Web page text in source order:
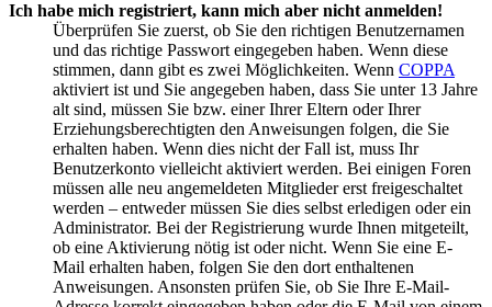
Ich habe mich registriert, kann mich aber nicht anmelden!
Überprüfen Sie zuerst, ob Sie den richtigen Benutzernamen
und das richtige Passwort eingegeben haben. Wenn diese
stimmen, dann gibt es zwei Möglichkeiten. Wenn COPPA
aktiviert ist und Sie angegeben haben, dass Sie unter 13 Jahre
alt sind, müssen Sie bzw. einer Ihrer Eltern oder Ihrer
Erziehungsberechtigten den Anweisungen folgen, die Sie
erhalten haben. Wenn dies nicht der Fall ist, muss Ihr
Benutzerkonto vielleicht aktiviert werden. Bei einigen Foren
müssen alle neu angemeldeten Mitglieder erst freigeschaltet
werden – entweder müssen Sie dies selbst erledigen oder ein
Administrator. Bei der Registrierung wurde Ihnen mitgeteilt,
ob eine Aktivierung nötig ist oder nicht. Wenn Sie eine E-
Mail erhalten haben, folgen Sie den dort enthaltenen
Anweisungen. Ansonsten prüfen Sie, ob Sie Ihre E-Mail-